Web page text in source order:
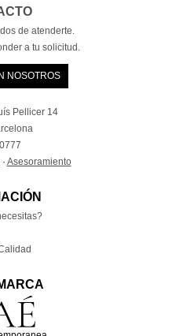
de atenderte.
a tu solicitud.
NOSOTROS
Pellicer 14
· Asesoramiento